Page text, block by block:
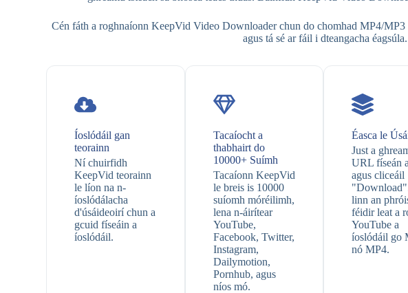
Cén fáth a roghnaíonn KeepVid Video Downloader chun do chomhad MP4/
agus tá sé ar fáil i dteangacha
Íoslódáil gan
teorainn
Ní chuirfidh
KeepVid teorainn
le líon na n-
íoslódálacha
d'úsáideoirí chun a
gcuid físeáin a
íoslódáil.
Tacaíocht a
thabhairt do
10000+ Suímh
Tacaíonn KeepVid
le breis is 10000
suíomh móréilimh,
lena n-áirítear
YouTube,
Facebook, Twitter,
Instagram,
Dailymotion,
Pornhub, agus
níos mó.
Éasca le
Just a
URL físeán
agus cliceáil
linn an
féidir leat a
YouTube a
íoslódáil go
nó MP4.